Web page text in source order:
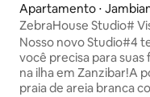
Apartamento ⋅
ZebraHouse Studio#
Wi-Fi gratuito
Nosso novo Studio#4
você precisa para
na ilha em Zanzibar!A
praia de areia branca